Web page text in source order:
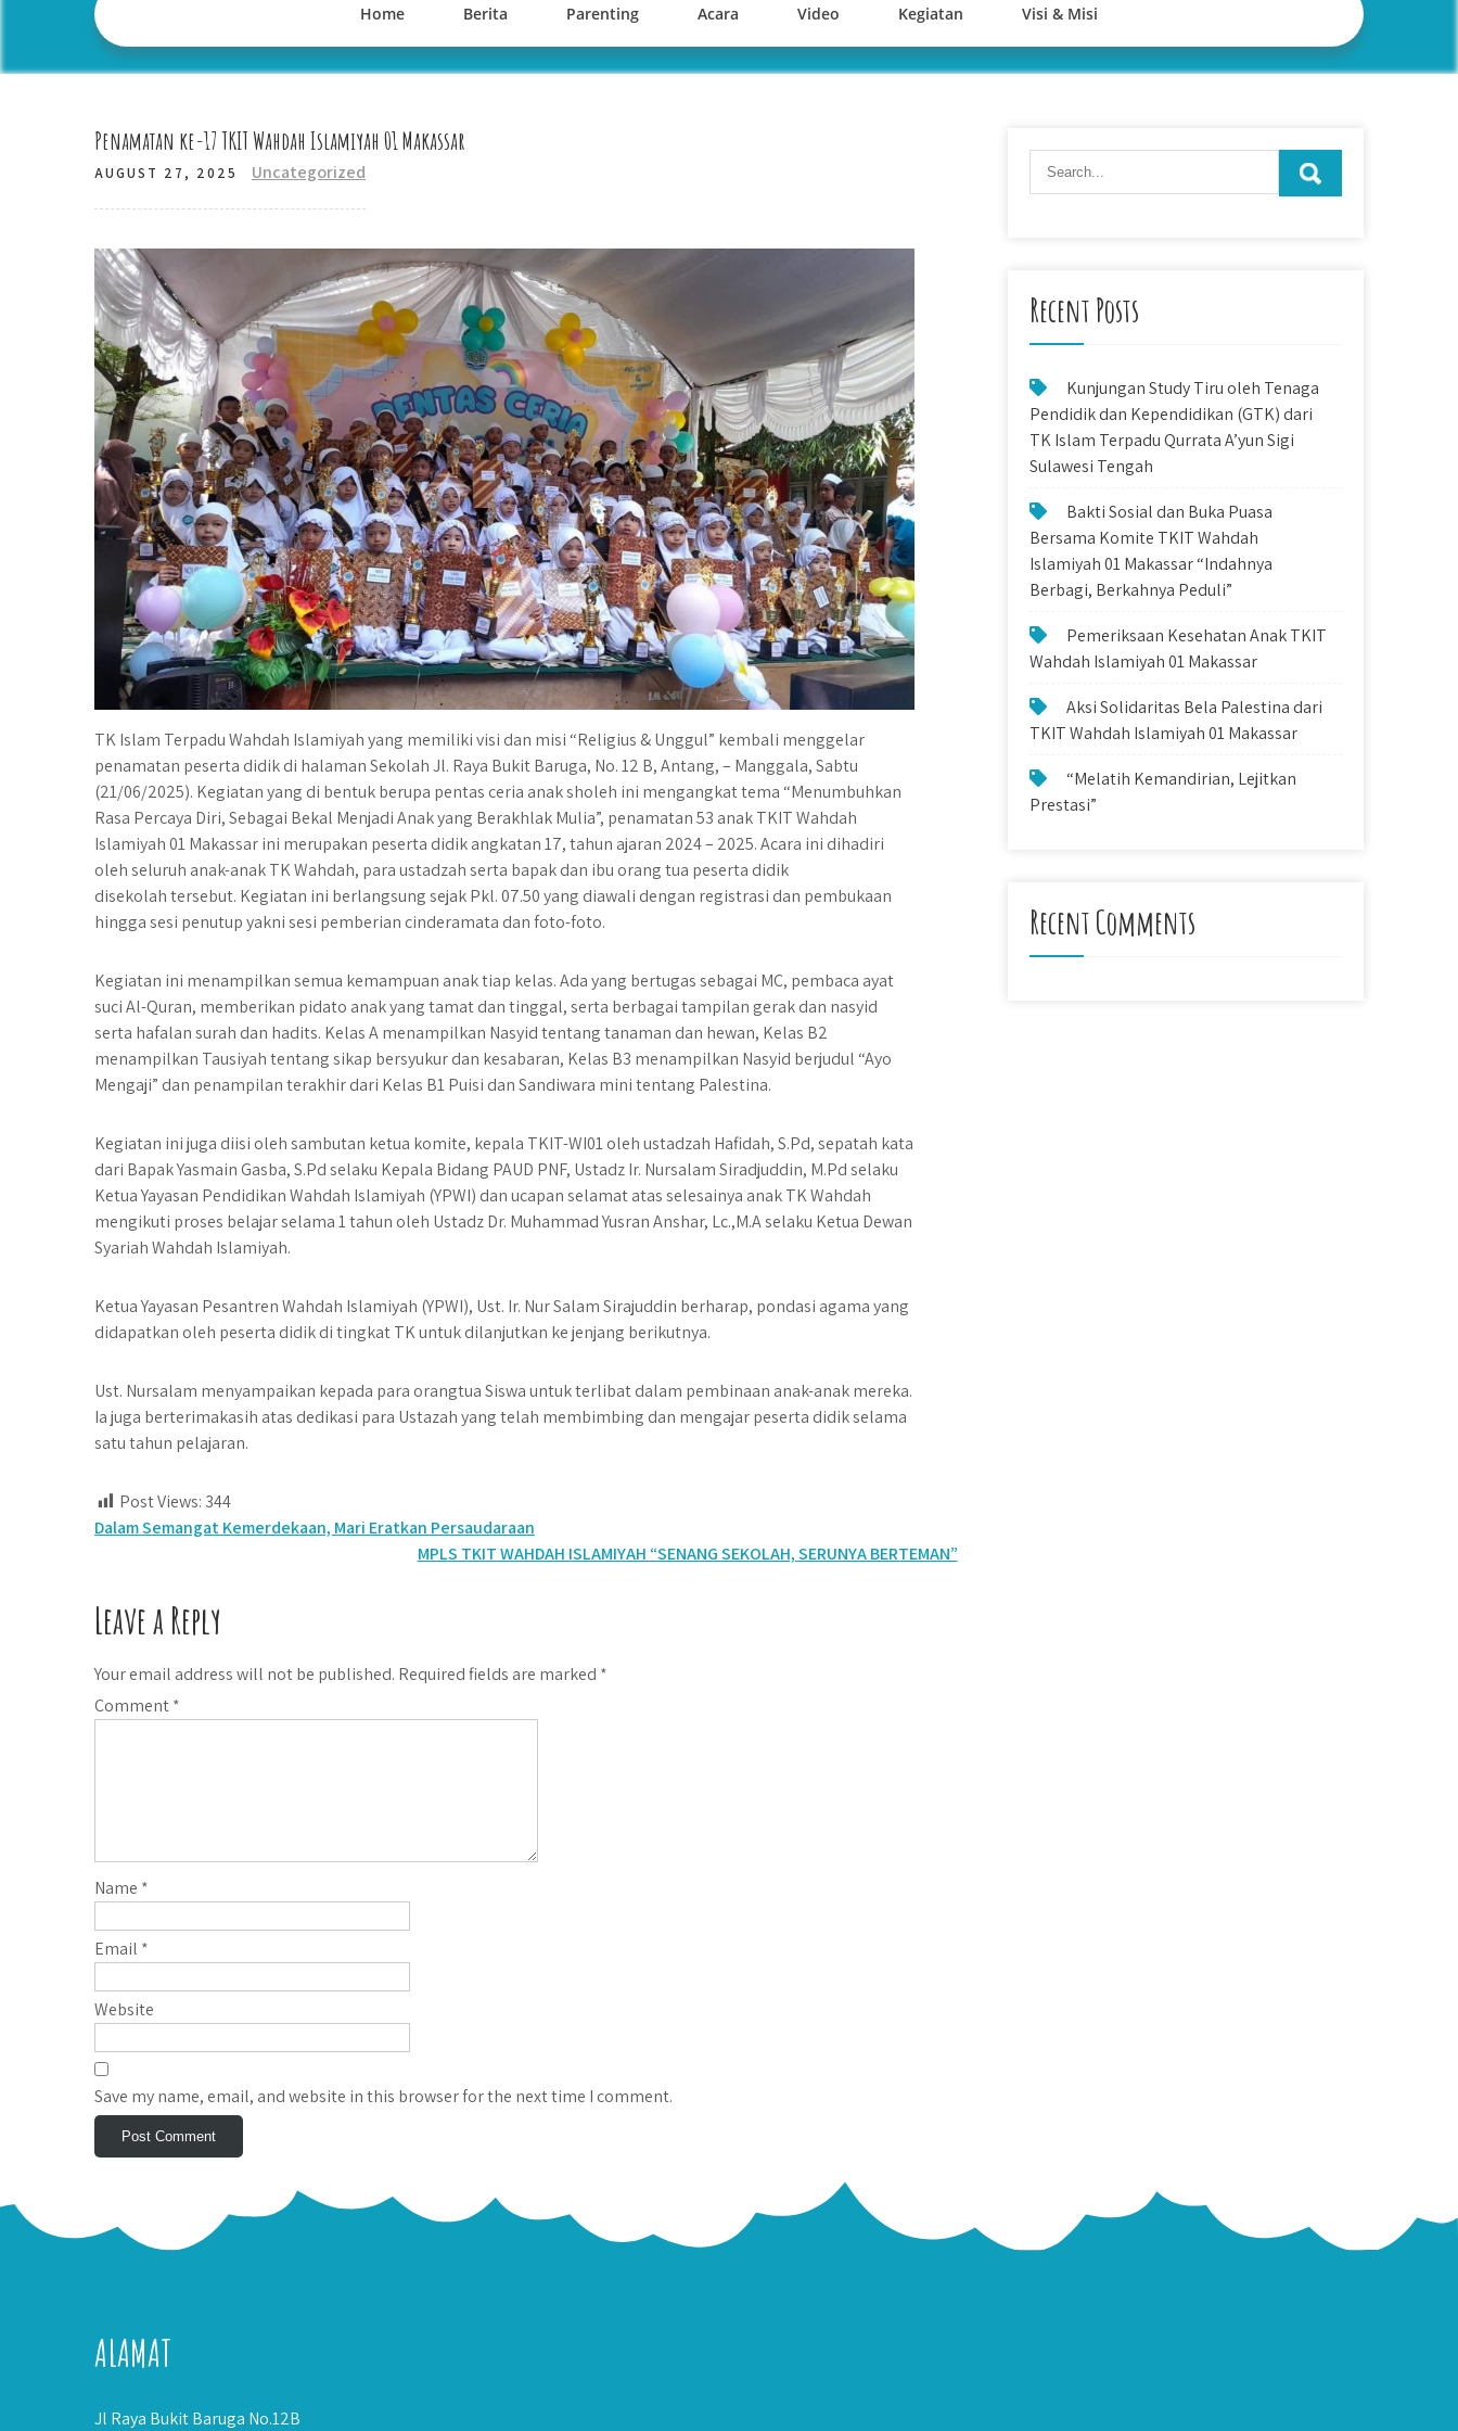
Home Berita Parenting Acara Video Kegiatan Visi & Misi
Penamatan ke-17 TKIT Wahdah Islamiyah 01 Makassar
AUGUST 27, 2025 Uncategorized
TK Islam Terpadu Wahdah Islamiyah yang memiliki visi dan misi “Religius & Unggul” kembali menggelar
penamatan peserta didik di halaman Sekolah Jl. Raya Bukit Baruga, No. 12 B, Antang, – Manggala, Sabtu
(21/06/2025). Kegiatan yang di bentuk berupa pentas ceria anak sholeh ini mengangkat tema “Menumbuhkan
Rasa Percaya Diri, Sebagai Bekal Menjadi Anak yang Berakhlak Mulia”, penamatan 53 anak TKIT Wahdah
Islamiyah 01 Makassar ini merupakan peserta didik angkatan 17, tahun ajaran 2024 – 2025. Acara ini dihadiri
oleh seluruh anak-anak TK Wahdah, para ustadzah serta bapak dan ibu orang tua peserta didik
disekolah tersebut. Kegiatan ini berlangsung sejak Pkl. 07.50 yang diawali dengan registrasi dan pembukaan
hingga sesi penutup yakni sesi pemberian cinderamata dan foto-foto.
Kegiatan ini menampilkan semua kemampuan anak tiap kelas. Ada yang bertugas sebagai MC, pembaca ayat
suci Al-Quran, memberikan pidato anak yang tamat dan tinggal, serta berbagai tampilan gerak dan nasyid
serta hafalan surah dan hadits. Kelas A menampilkan Nasyid tentang tanaman dan hewan, Kelas B2
menampilkan Tausiyah tentang sikap bersyukur dan kesabaran, Kelas B3 menampilkan Nasyid berjudul “Ayo
Mengaji” dan penampilan terakhir dari Kelas B1 Puisi dan Sandiwara mini tentang Palestina.
Kegiatan ini juga diisi oleh sambutan ketua komite, kepala TKIT-WI01 oleh ustadzah Hafidah, S.Pd, sepatah kata
dari Bapak Yasmain Gasba, S.Pd selaku Kepala Bidang PAUD PNF, Ustadz Ir. Nursalam Siradjuddin, M.Pd selaku
Ketua Yayasan Pendidikan Wahdah Islamiyah (YPWI) dan ucapan selamat atas selesainya anak TK Wahdah
mengikuti proses belajar selama 1 tahun oleh Ustadz Dr. Muhammad Yusran Anshar, Lc.,M.A selaku Ketua Dewan
Syariah Wahdah Islamiyah.
Ketua Yayasan Pesantren Wahdah Islamiyah (YPWI), Ust. Ir. Nur Salam Sirajuddin berharap, pondasi agama yang
didapatkan oleh peserta didik di tingkat TK untuk dilanjutkan ke jenjang berikutnya.
Ust. Nursalam menyampaikan kepada para orangtua Siswa untuk terlibat dalam pembinaan anak-anak mereka.
Ia juga berterimakasih atas dedikasi para Ustazah yang telah membimbing dan mengajar peserta didik selama
satu tahun pelajaran.
Post Views: 344
Post
Dalam Semangat Kemerdekaan, Mari Eratkan Persaudaraan
MPLS TKIT WAHDAH ISLAMIYAH “SENANG SEKOLAH, SERUNYA BERTEMAN”
Leave a Reply
Your email address will not be published. Required fields are marked *
Comment*
Name *
Email *
Website
Save my name, email, and website in this browser for the next time I comment.
Recent Posts
Kunjungan Study Tiru oleh Tenaga
Pendidik dan Kependidikan (GTK) dari
TK Islam Terpadu Qurrata A’yun Sigi
Sulawesi Tengah
Bakti Sosial dan Buka Puasa
Bersama Komite TKIT Wahdah
Islamiyah 01 Makassar “Indahnya
Berbagi, Berkahnya Peduli”
Pemeriksaan Kesehatan Anak TKIT
Wahdah Islamiyah 01 Makassar
Aksi Solidaritas Bela Palestina dari
TKIT Wahdah Islamiyah 01 Makassar
“Melatih Kemandirian, Lejitkan
Prestasi”
Recent Comments
ALAMAT
Jl Raya Bukit Baruga No.12B